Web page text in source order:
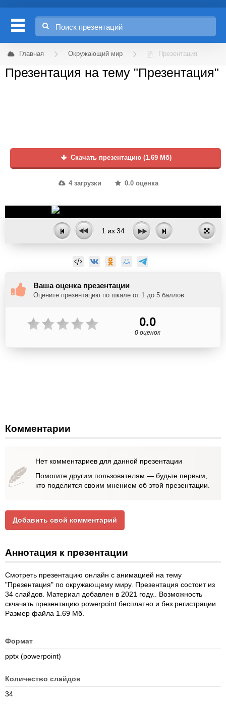
Главная Окружающий мир Презентация
Презентация на тему "Презентация"
Скачать презентацию (1.69 Мб)
4 загрузки 0.0 оценка
1 из 34
Ваша оценка презентации
Оцените презентацию по шкале от 1 до 5 баллов
0.0
0 оценок
Комментарии
Нет комментариев для данной презентации
Помогите другим пользователям — будьте первым,
кто поделится своим мнением об этой презентации.
Добавить свой комментарий
Аннотация к презентации
Смотреть презентацию онлайн с анимацией на тему
"Презентация" по окружающему миру. Презентация состоит из
34 слайдов. Материал добавлен в 2021 году.. Возможность
скчачать презентацию powerpoint бесплатно и без регистрации.
Размер файла 1.69 Мб.
Формат
pptx (powerpoint)
Количество слайдов
34